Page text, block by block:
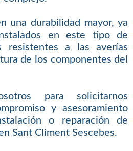
una durabilidad mayor, ya
en este tipo de
resistentes a las averías
de los componentes del
para solicitarnos
y asesoramiento
o reparación de
Sant Climent Sescebes.